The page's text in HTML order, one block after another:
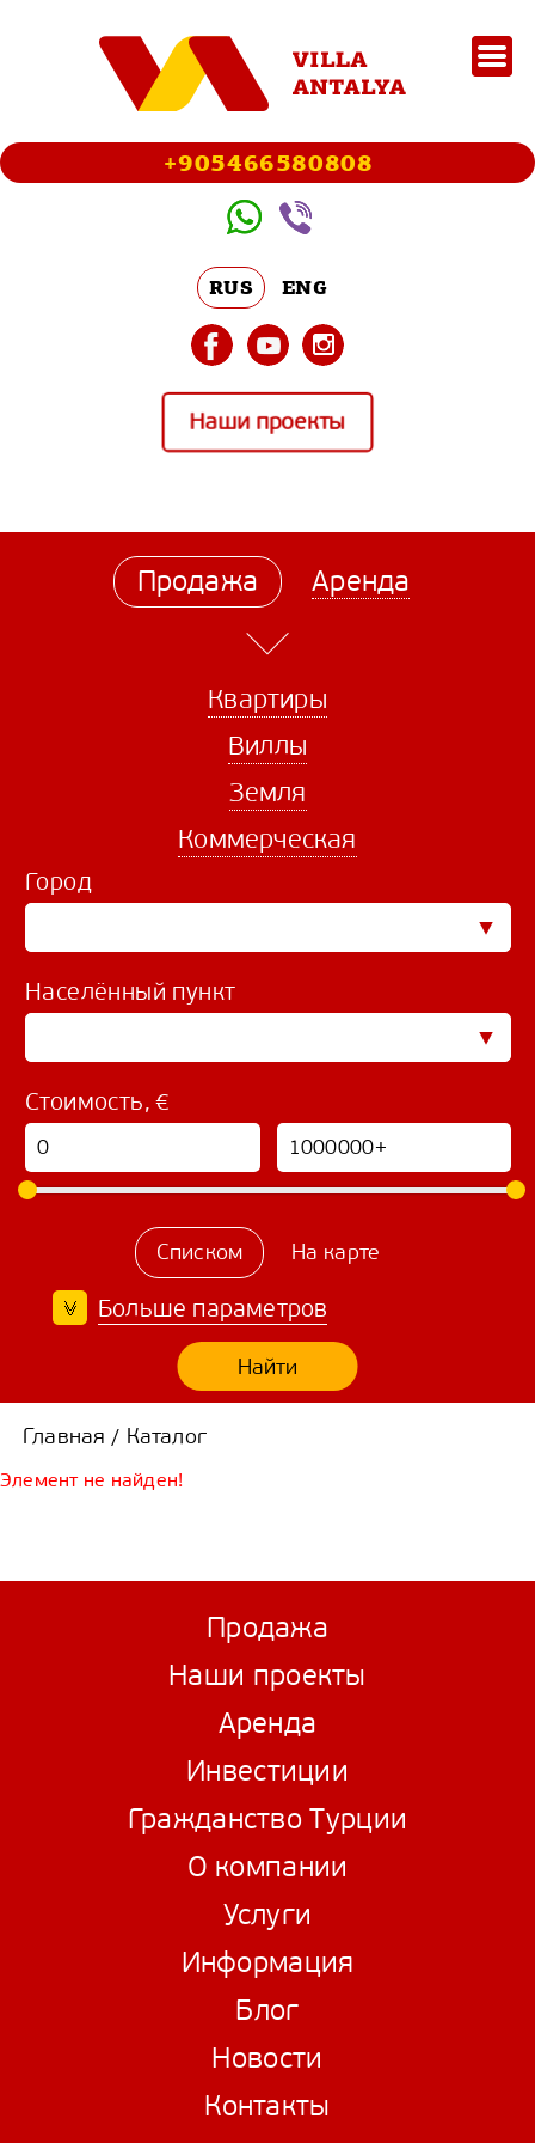
+905466580808
Наши проекты
RUS ENG
Квартиры
Виллы
Земля
Коммерческая
Продажа Аренда
Город
Населённый пункт
Стоимость, €
Списком На карте
Найти
Больше параметров
Главная / Каталог
Элемент не найден!
Продажа
Наши проекты
Аренда
Инвестиции
Гражданство Турции
О компании
Услуги
Информация
Блог
Новости
Контакты